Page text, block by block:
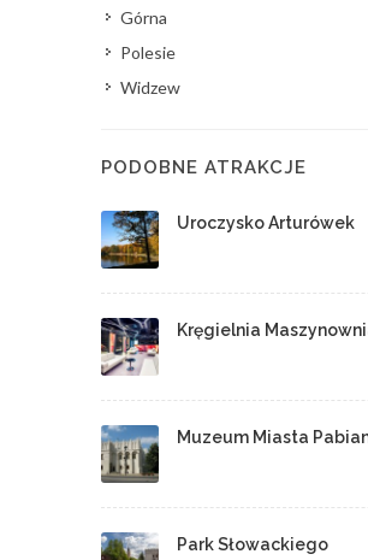
Górna
Polesie
Widzew
PODOBNE ATRAKCJE
Uroczysko Arturówek
Kręgielnia
Muzeum Miasta
Park Słowackiego